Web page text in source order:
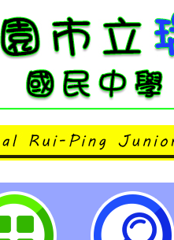
）「素養導向
線上分享會」-